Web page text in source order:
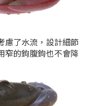
慮了水流，設計細節
窄的鉤腹鉤也不會降